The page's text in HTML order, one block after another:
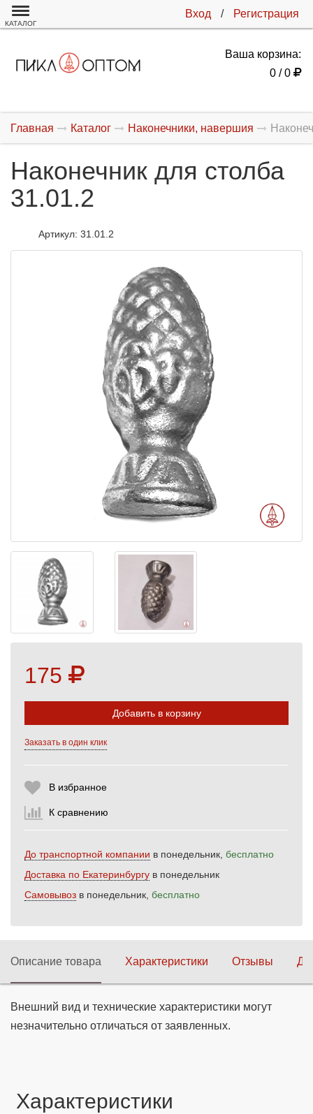
Вход / Регистрация
КАТАЛОГ
Ваша корзина:
0 / 0
Главная Каталог Наконечники, навершия
Наконечник для столба
31.01.2
Артикул: 31.01.2
175
Выберите количество:
Продолжить
Добавить в корзину
Заказать в один клик
В избранное
К сравнению
До транспортной компании в понедельник, бесплатно
Доставка по Екатеринбургу в понедельник
Самовывоз в понедельник, бесплатно
Описание товара Характеристики Отзывы
Внешний вид и технические характеристики могут
незначительно отличаться от заявленных.
Характеристики